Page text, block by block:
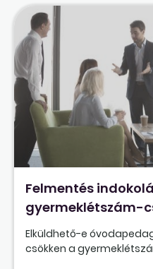
Felmentés
gyermeklétszám-
Elküldhető-e
csökken a